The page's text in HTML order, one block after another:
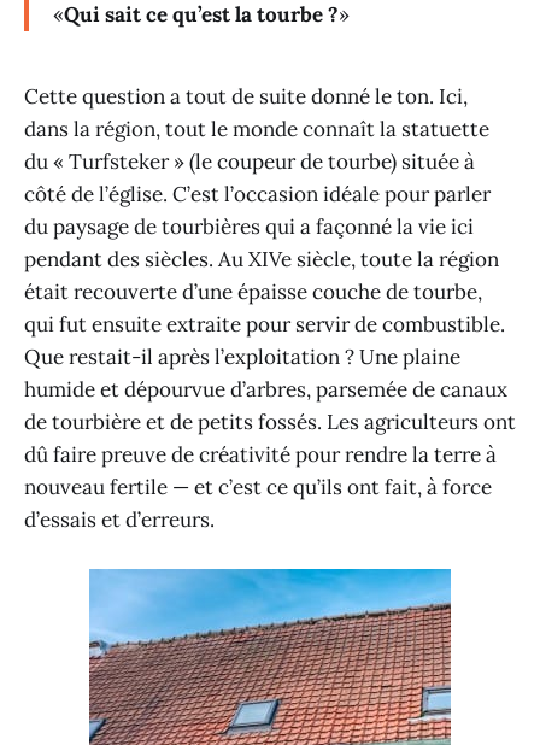
«Qui sait ce qu’est la tourbe ?»
Cette question a tout de suite donné le ton. Ici,
dans la région, tout le monde connaît la statuette
du « Turfsteker » (le coupeur de tourbe) située à
côté de l’église. C’est l’occasion idéale pour parler
du paysage de tourbières qui a façonné la vie ici
pendant des siècles. Au XIVe siècle, toute la région
était recouverte d’une épaisse couche de tourbe,
qui fut ensuite extraite pour servir de combustible.
Que restait-il après l’exploitation ? Une plaine
humide et dépourvue d’arbres, parsemée de canaux
de tourbière et de petits fossés. Les agriculteurs ont
dû faire preuve de créativité pour rendre la terre à
nouveau fertile — et c’est ce qu’ils ont fait, à force
d’essais et d’erreurs.